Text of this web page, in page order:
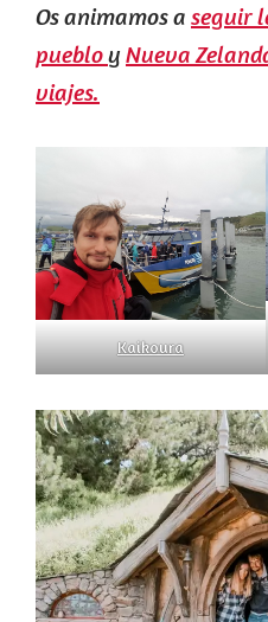
Os animamos a seguir
puebloy Nueva
viajes.
Kaikoura